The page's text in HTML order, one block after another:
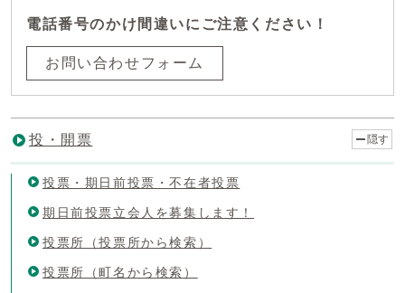
電話番号のかけ間違いにご注意ください！
お問い合わせフォーム
投・開票 隠す
投票・期日前投票・不在者投票
期日前投票立会人を募集します！
投票所（投票所から検索）
投票所（町名から検索）